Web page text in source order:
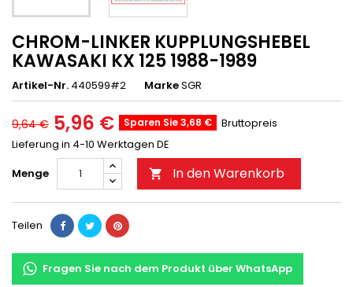
CHROM-LINKER KUPPLUNGSHEBEL
KAWASAKI KX 125 1988-1989
Artikel-Nr. 440599#2 MarkeSGR
9,64 € 5,96 € Sparen Sie 3,68 €
Bruttopreis
Lieferung in 4-10 Werktagen DE
Menge
 In den Warenkorb
Teilen
Fragen Sie nach dem Produkt über WhatsApp